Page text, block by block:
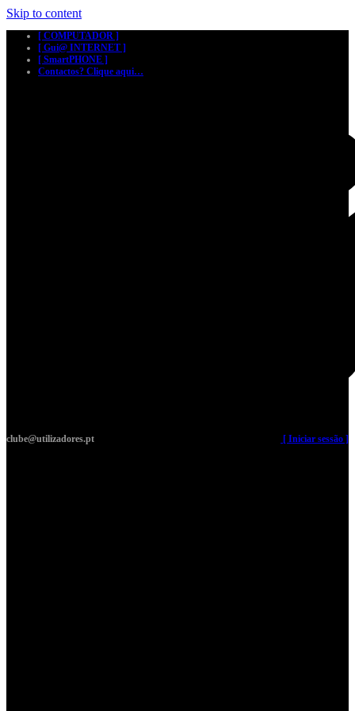
Skip to content
[ COMPUTADOR ]
[ Gui@ INTERNET ]
[ SmartPHONE ]
Contactos? Clique aqui…
clube@utilizadores.pt [ Iniciar sessão ]